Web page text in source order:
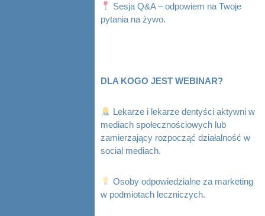
Sesja Q&A – odpowiem na Twoje
pytania na żywo.
DLA KOGO JEST WEBINAR?
Lekarze i lekarze dentyści aktywni w
mediach społecznościowych lub
zamierzający rozpocząć działalność w
social mediach.
Osoby odpowiedzialne za marketing
w podmiotach leczniczych.